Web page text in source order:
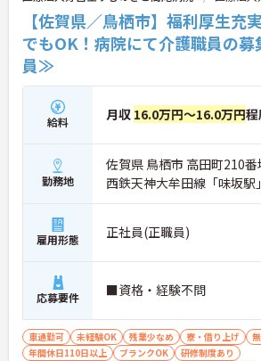
【佐賀県／鳥栖市】福利厚生
でもOK！病院にて介護職員の
員≫
給料 月収 16.0万円～16.0万円
勤務地
佐賀県 鳥栖市 高田町210番
西鉄天神大牟田線「味坂駅
雇用形態 正社員(正職員)
応募要件 ■資格・経験不問
車通勤可 未経験OK 残業少なめ 寮・借り上げ
年間休日110日以上
ブランクOK
研修制度あり